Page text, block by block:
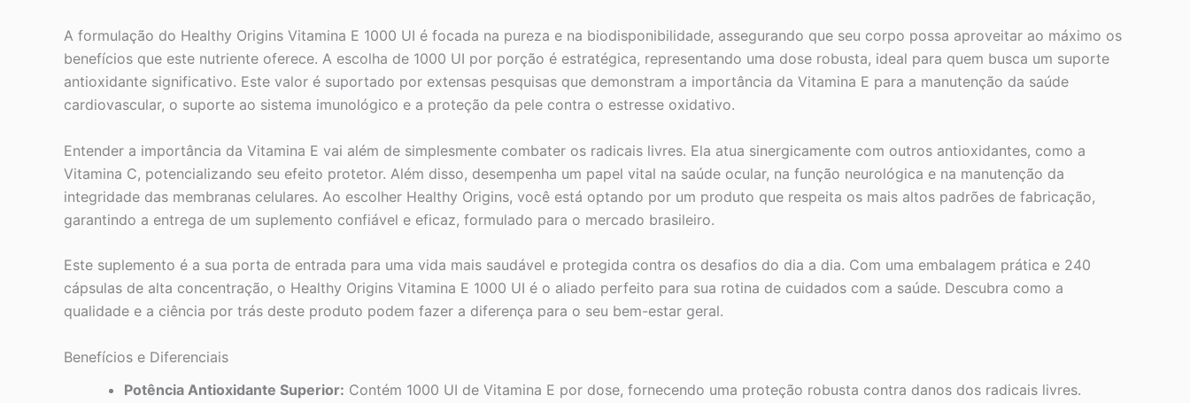
A formulação do Healthy Origins Vitamina E 1000 UI é focada na pureza e na biodisponibilidade, assegurando que seu corpo possa aproveitar ao máximo os
benefícios que este nutriente oferece. A escolha de 1000 UI por porção é estratégica, representando uma dose robusta, ideal para quem busca um suporte
antioxidante significativo. Este valor é suportado por extensas pesquisas que demonstram a importância da Vitamina E para a manutenção da saúde
cardiovascular, o suporte ao sistema imunológico e a proteção da pele contra o estresse oxidativo.
Entender a importância da Vitamina E vai além de simplesmente combater os radicais livres. Ela atua sinergicamente com outros antioxidantes, como a
Vitamina C, potencializando seu efeito protetor. Além disso, desempenha um papel vital na saúde ocular, na função neurológica e na manutenção da
integridade das membranas celulares. Ao escolher Healthy Origins, você está optando por um produto que respeita os mais altos padrões de fabricação,
garantindo a entrega de um suplemento confiável e eficaz, formulado para o mercado brasileiro.
Este suplemento é a sua porta de entrada para uma vida mais saudável e protegida contra os desafios do dia a dia. Com uma embalagem prática e 240
cápsulas de alta concentração, o Healthy Origins Vitamina E 1000 UI é o aliado perfeito para sua rotina de cuidados com a saúde. Descubra como a
qualidade e a ciência por trás deste produto podem fazer a diferença para o seu bem-estar geral.
Benefícios e Diferenciais
Potência Antioxidante Superior: Contém 1000 UI de Vitamina E por dose, fornecendo uma proteção robusta contra danos dos radicais livres.